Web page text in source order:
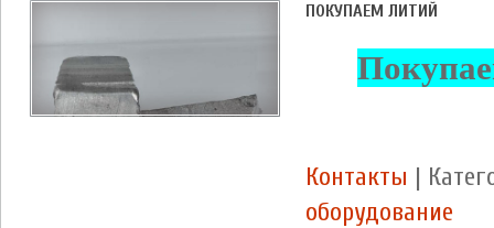
ПОКУПАЕМ ЛИТИЙ
Контакты |
оборудование